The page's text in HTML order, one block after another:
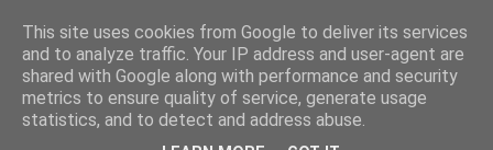
This site uses cookies from Google to deliver its services
and to analyze traffic. Your IP address and user-agent are
shared with Google along with performance and security
metrics to ensure quality of service, generate usage
statistics, and to detect and address abuse.